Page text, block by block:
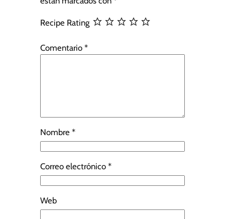
Recipe Rating
Comentario *
Nombre *
Correo electrónico *
Web